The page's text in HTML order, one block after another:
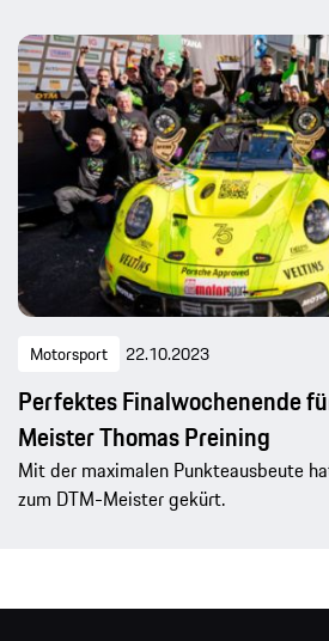
Motorsport 22.10.2023
Perfektes Finalwochenende
Meister Thomas Preining
Mit der maximalen Punkteausbeute
zum DTM-Meister gekürt.